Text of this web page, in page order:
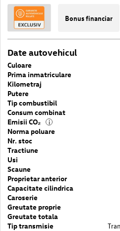
Bonus financiar
Date autovehicul
Culoare
Prima inmatriculare
Kilometraj
Putere
Tip combustibil
Consum combinat
Emisii CO₂
i
Norma poluare
Nr. stoc
Tractiune
Usi
Scaune
Proprietar anterior
Capacitate cilindrica
Caroserie
Greutate proprie
Greutate totala
Tip transmisie